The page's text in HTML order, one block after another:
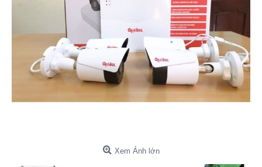
Xem Ảnh lớn